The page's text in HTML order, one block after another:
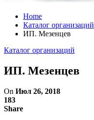
Home
Каталог организаций
ИП. Мезенцев
Каталог организаций
ИП. Мезенцев
On Июл 26, 2018
183
Share